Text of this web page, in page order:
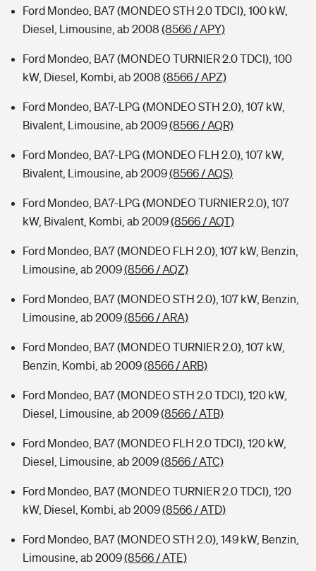
Ford Mondeo, BA7 (MONDEO STH 2.0 TDCI), 100 kW,
Diesel, Limousine, ab 2008 (8566 / APY)
Ford Mondeo, BA7 (MONDEO TURNIER 2.0 TDCI), 100
kW, Diesel, Kombi, ab 2008 (8566 / APZ)
Ford Mondeo, BA7-LPG (MONDEO STH 2.0), 107 kW,
Bivalent, Limousine, ab 2009(8566 / AQR)
Ford Mondeo, BA7-LPG (MONDEO FLH 2.0), 107 kW,
Bivalent, Limousine, ab 2009(8566 / AQS)
Ford Mondeo, BA7-LPG (MONDEO TURNIER 2.0), 107
kW, Bivalent, Kombi, ab 2009(8566 / AQT)
Ford Mondeo, BA7 (MONDEO FLH 2.0), 107 kW, Benzin,
Limousine, ab 2009(8566 / AQZ)
Ford Mondeo, BA7 (MONDEO STH 2.0), 107 kW, Benzin,
Limousine, ab 2009(8566 / ARA)
Ford Mondeo, BA7 (MONDEO TURNIER 2.0), 107 kW,
Benzin, Kombi, ab 2009(8566 / ARB)
Ford Mondeo, BA7 (MONDEO STH 2.0 TDCI), 120 kW,
Diesel, Limousine, ab 2009(8566 / ATB)
Ford Mondeo, BA7 (MONDEO FLH 2.0 TDCI), 120 kW,
Diesel, Limousine, ab 2009(8566 / ATC)
Ford Mondeo, BA7 (MONDEO TURNIER 2.0 TDCI), 120
kW, Diesel, Kombi, ab 2009(8566 / ATD)
Ford Mondeo, BA7 (MONDEO STH 2.0), 149 kW, Benzin,
Limousine, ab 2009(8566 / ATE)